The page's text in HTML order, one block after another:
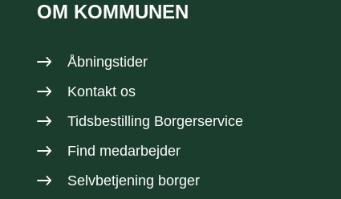
OM KOMMUNEN
Åbningstider
Kontakt os
Tidsbestilling Borgerservice
Find medarbejder
Selvbetjening borger